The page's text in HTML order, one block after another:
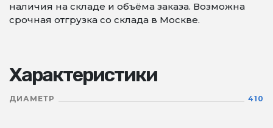
наличия на складе и объёма заказа. Возможна
срочная отгрузка со склада в Москве.
Характеристики
ДИАМЕТР 410